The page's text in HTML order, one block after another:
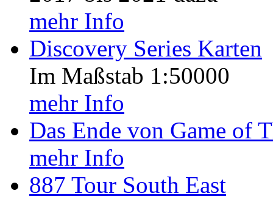
mehr Info
Discovery Series Karten
Im Maßstab 1:50000
mehr Info
Das Ende von Game of
mehr Info
887 Tour South East